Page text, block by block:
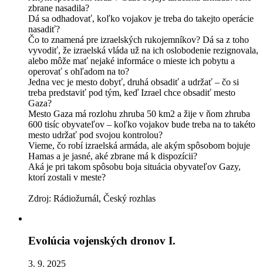
zbrane nasadila?
Dá sa odhadovať, koľko vojakov je treba do takejto operácie
nasadiť?
Čo to znamená pre izraelských rukojemníkov? Dá sa z toho
vyvodiť, že izraelská vláda už na ich oslobodenie rezignovala,
alebo môže mať nejaké informáce o mieste ich pobytu a
operovať s ohľadom na to?
Jedna vec je mesto dobyť, druhá obsadiť a udržať – čo si
treba predstaviť pod tým, keď Izrael chce obsadiť mesto
Gaza?
Mesto Gaza má rozlohu zhruba 50 km2 a žije v ňom zhruba
600 tisíc obyvateľov – koľko vojakov bude treba na to takéto
mesto udržať pod svojou kontrolou?
Vieme, čo robí izraelská armáda, ale akým spôsobom bojuje
Hamas a je jasné, aké zbrane má k dispozícii?
Aká je pri takom spôsobu boja situácia obyvateľov Gazy,
ktorí zostali v meste?
Zdroj: Rádiožurnál, Český rozhlas
Evolúcia vojenských dronov I.
3. 9. 2025